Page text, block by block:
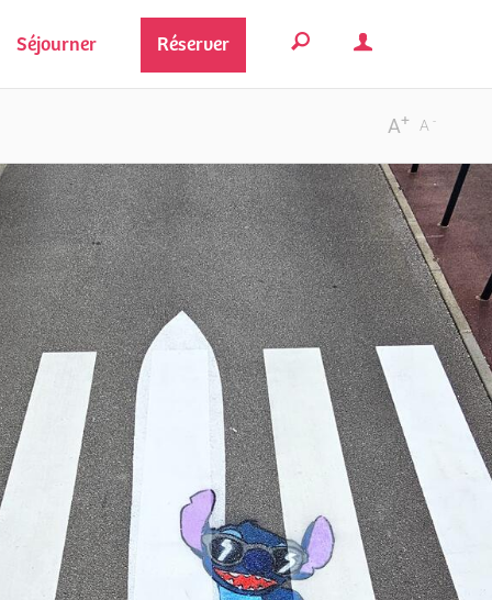
Séjourner Réserver
-
A
+
A